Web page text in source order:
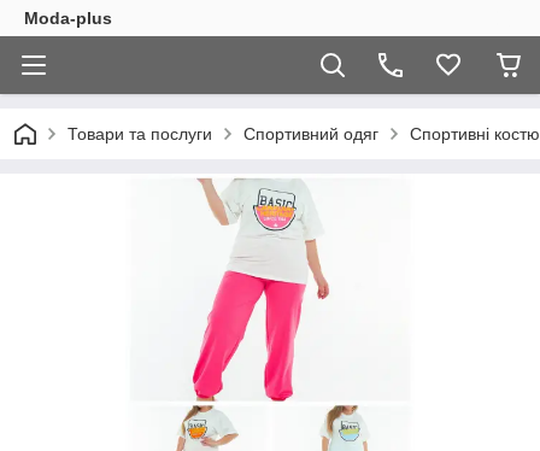
Moda-plus
Товари та послуги Спортивний одяг Спортивні